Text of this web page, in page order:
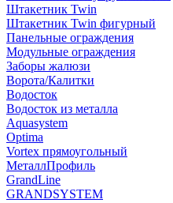
Штакетник Twin
Штакетник Twin фигурный
Панельные ограждения
Модульные ограждения
Заборы жалюзи
Ворота/Калитки
Водосток
Водосток из металла
Aquasystem
Optima
Vortex прямоугольный
МеталлПрофиль
GrandLine
GRANDSYSTEM